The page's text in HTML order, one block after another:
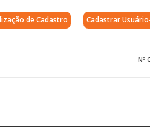
de Cadastro Cadastrar
Nº